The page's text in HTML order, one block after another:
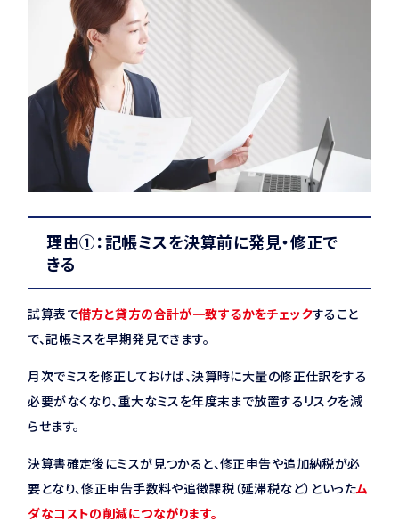
理由①：記帳ミスを決算前に発見・修正で
きる
試算表で借方と貸方の合計が一致するかをチェックすること
で、記帳ミスを早期発見できます。
月次でミスを修正しておけば、決算時に大量の修正仕訳をする
必要がなくなり、重大なミスを年度末まで放置するリスクを減
らせます。
決算書確定後にミスが見つかると、修正申告や追加納税が必
要となり、修正申告手数料や追徴課税（延滞税など）といったム
ダなコストの削減につながります。